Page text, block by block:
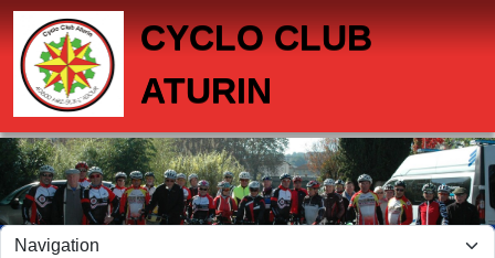
CYCLO CLUB
ATURIN
Panneau de gestion des cookies